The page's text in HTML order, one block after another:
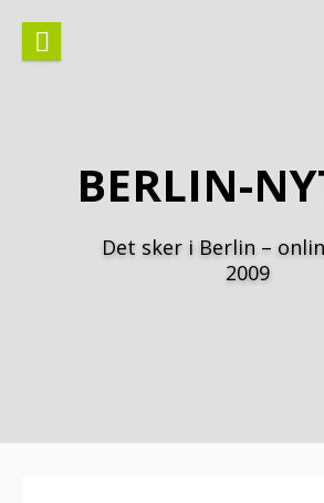
indhold
BERLIN-
Det sker i Berlin –
2009